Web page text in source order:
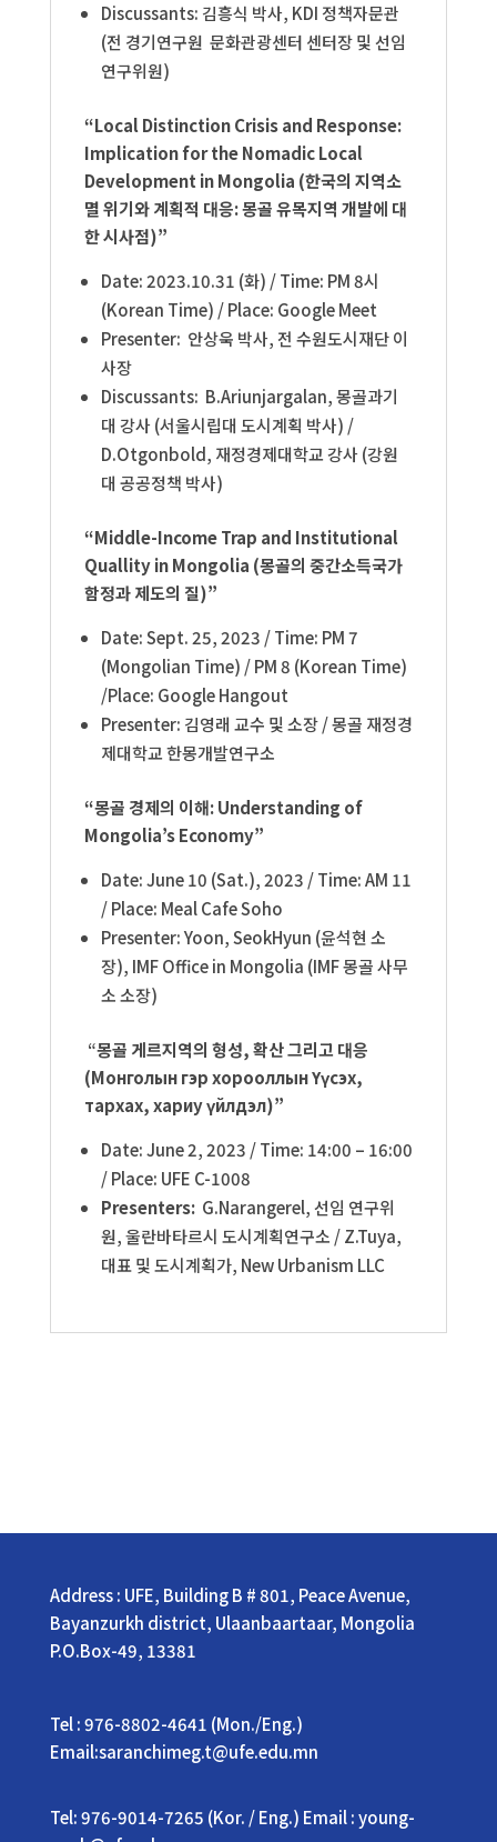
Discussants: 김흥식 박사, KDI 정책자문관
(전 경기연구원 문화관광센터 센터장 및 선임
연구위원)
“Local Distinction Crisis and Response:
Implication for the Nomadic Local
Development in Mongolia (한국의 지역소
멸 위기와 계획적 대응: 몽골 유목지역 개발에 대
한 시사점)”
Date: 2023.10.31 (화) /Time: PM 8시
(Korean Time) /Place: Google Meet
Presenter: 안상욱 박사, 전 수원도시재단 이
사장
Discussants: B.Ariunjargalan, 몽골과기
대 강사 (서울시립대 도시계획 박사) /
D.Otgonbold, 재정경제대학교 강사 (강원
대 공공정책 박사)
“Middle-Income Trap and Institutional
Quallity in Mongolia (몽골의 중간소득국가
함정과 제도의 질)”
Date: Sept. 25, 2023 /Time: PM 7
(Mongolian Time) / PM 8 (Korean Time)
/Place: Google Hangout
Presenter: 김영래 교수 및 소장/몽골 재정경
제대학교 한몽개발연구소
“몽골 경제의 이해: Understanding of
Mongolia’s Economy”
Date: June 10 (Sat.), 2023 / Time: AM 11
/ Place: Meal Cafe Soho
Presenter: Yoon, SeokHyun (윤석현 소
장), IMF Office in Mongolia (IMF 몽골 사무
소 소장)
“몽골 게르지역의 형성,확산그리고 대응
(Монголын гэр хорооллын Үүсэх,
тархах, хариу үйлдэл)”
Date: June 2, 2023 / Time: 14:00 – 16:00
/ Place: UFE C-1008
Presenters: G.Narangerel, 선임 연구위
원, 울란바타르시 도시계획연구소 /Z.Tuya,
대표 및 도시계획가, New Urbanism LLC
Address : UFE, Building B # 801, Peace Avenue,
Bayanzurkh district, Ulaanbaartaar, Mongolia
P.O.Box-49, 13381
Tel : 976-8802-4641 (Mon./Eng.)
Email:saranchimeg.t@ufe.edu.mn
Tel: 976-9014-7265 (Kor. / Eng.) Email : young-